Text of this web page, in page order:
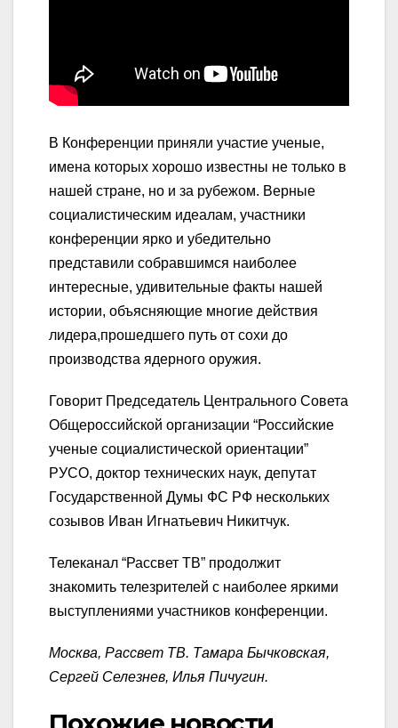
В Конференции приняли участие ученые,
имена которых хорошо известны не только в
нашей стране, но и за рубежом. Верные
социалистическим идеалам, участники
конференции ярко и убедительно
представили собравшимся наиболее
интересные, удивительные факты нашей
истории, объясняющие многие действия
лидера,прошедшего путь от сохи до
производства ядерного оружия.
Говорит Председатель Центрального Совета
Общероссийской организации “Российские
ученые социалистической ориентации”
РУСО, доктор технических наук, депутат
Государственной Думы ФС РФ нескольких
созывов Иван Игнатьевич Никитчук.
Телеканал “Рассвет ТВ” продолжит
знакомить телезрителей с наиболее яркими
выступлениями участников конференции.
Москва, Рассвет ТВ. Тамара Бычковская,
Сергей Селезнев, Илья Пичугин.